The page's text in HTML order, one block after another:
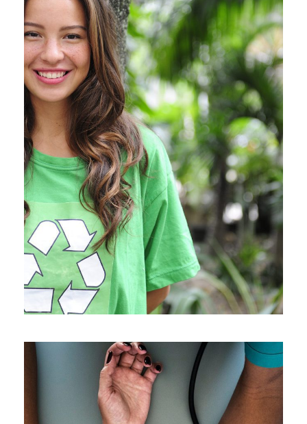
Charity & Voluntary For Social